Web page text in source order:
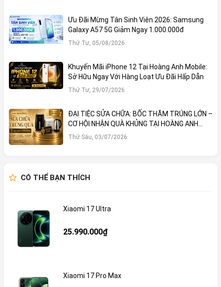
Ưu Đãi Mừng Tân Sinh Viên 2026: Samsung
Galaxy A57 5G Giảm Ngay 1.000.000đ
Thứ Tư, 05/08/2026
Khuyến Mãi iPhone 12 Tại Hoàng Anh Mobile:
Sở Hữu Ngay Với Hàng Loạt Ưu Đãi Hấp Dẫn
Thứ Tư, 29/07/2026
ĐẠI TIỆC SỬA CHỮA: BỐC THĂM TRÚNG LỚN –
CƠ HỘI NHẬN QUÀ KHỦNG TẠI HOÀNG ANH
MOBILE
Thứ Sáu, 03/07/2026
CÓ THỂ BẠN THÍCH
Xiaomi 17 Ultra
25.990.000₫
Xiaomi 17 Pro Max